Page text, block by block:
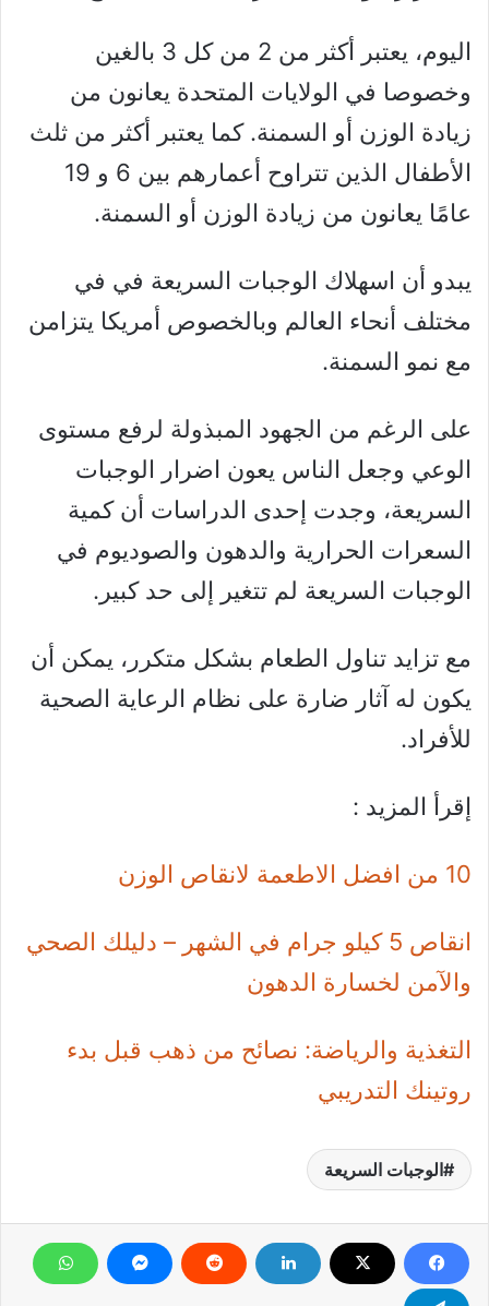
اليوم، يعتبر أكثر من 2 من كل 3 بالغين
وخصوصا في الولايات المتحدة يعانون من
زيادة الوزن أو السمنة. كما يعتبر أكثر من ثلث
الأطفال الذين تتراوح أعمارهم بين 6 و 19
عامًا يعانون من زيادة الوزن أو السمنة.
يبدو أن اسهلاك الوجبات السريعة في في
مختلف أنحاء العالم وبالخصوص أمريكا يتزامن
مع نمو السمنة.
على الرغم من الجهود المبذولة لرفع مستوى
الوعي وجعل الناس يعون اضرار الوجبات
السريعة، وجدت إحدى الدراسات أن كمية
السعرات الحرارية والدهون والصوديوم في
الوجبات السريعة لم تتغير إلى حد كبير.
مع تزايد تناول الطعام بشكل متكرر، يمكن أن
يكون له آثار ضارة على نظام الرعاية الصحية
للأفراد.
إقرأ المزيد :
10 من افضل الاطعمة لانقاص الوزن
انقاص 5 كيلو جرام في الشهر – دليلك الصحي
والآمن لخسارة الدهون
التغذية والرياضة: نصائح من ذهب قبل بدء
روتينك التدريبي
الوجبات السريعة